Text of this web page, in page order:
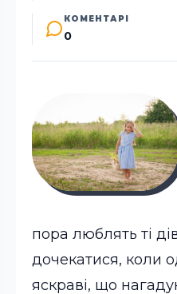
КОМЕНТАРІ
0
пора люблять ті
дочекатися, коли
яскраві, що